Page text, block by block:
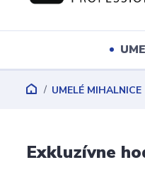
UMELÉ MIHALNICE
Exkluzívne